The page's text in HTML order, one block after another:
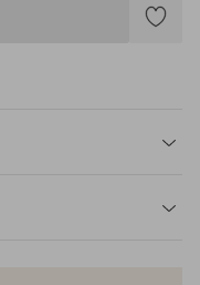
Lägg